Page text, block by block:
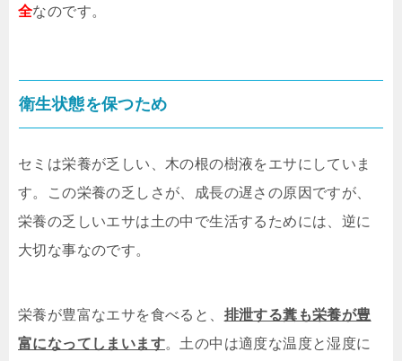
全なのです。
衛生状態を保つため
セミは栄養が乏しい、木の根の樹液をエサにしていま
す。この栄養の乏しさが、成長の遅さの原因ですが、
栄養の乏しいエサは土の中で生活するためには、逆に
大切な事なのです。
栄養が豊富なエサを食べると、 排泄する糞も栄養が豊
富になってしまいます。土の中は適度な温度と湿度に